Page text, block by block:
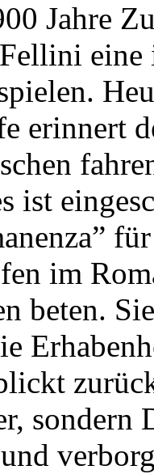
Jahre
erinnert
ist
im
beten.
sondern